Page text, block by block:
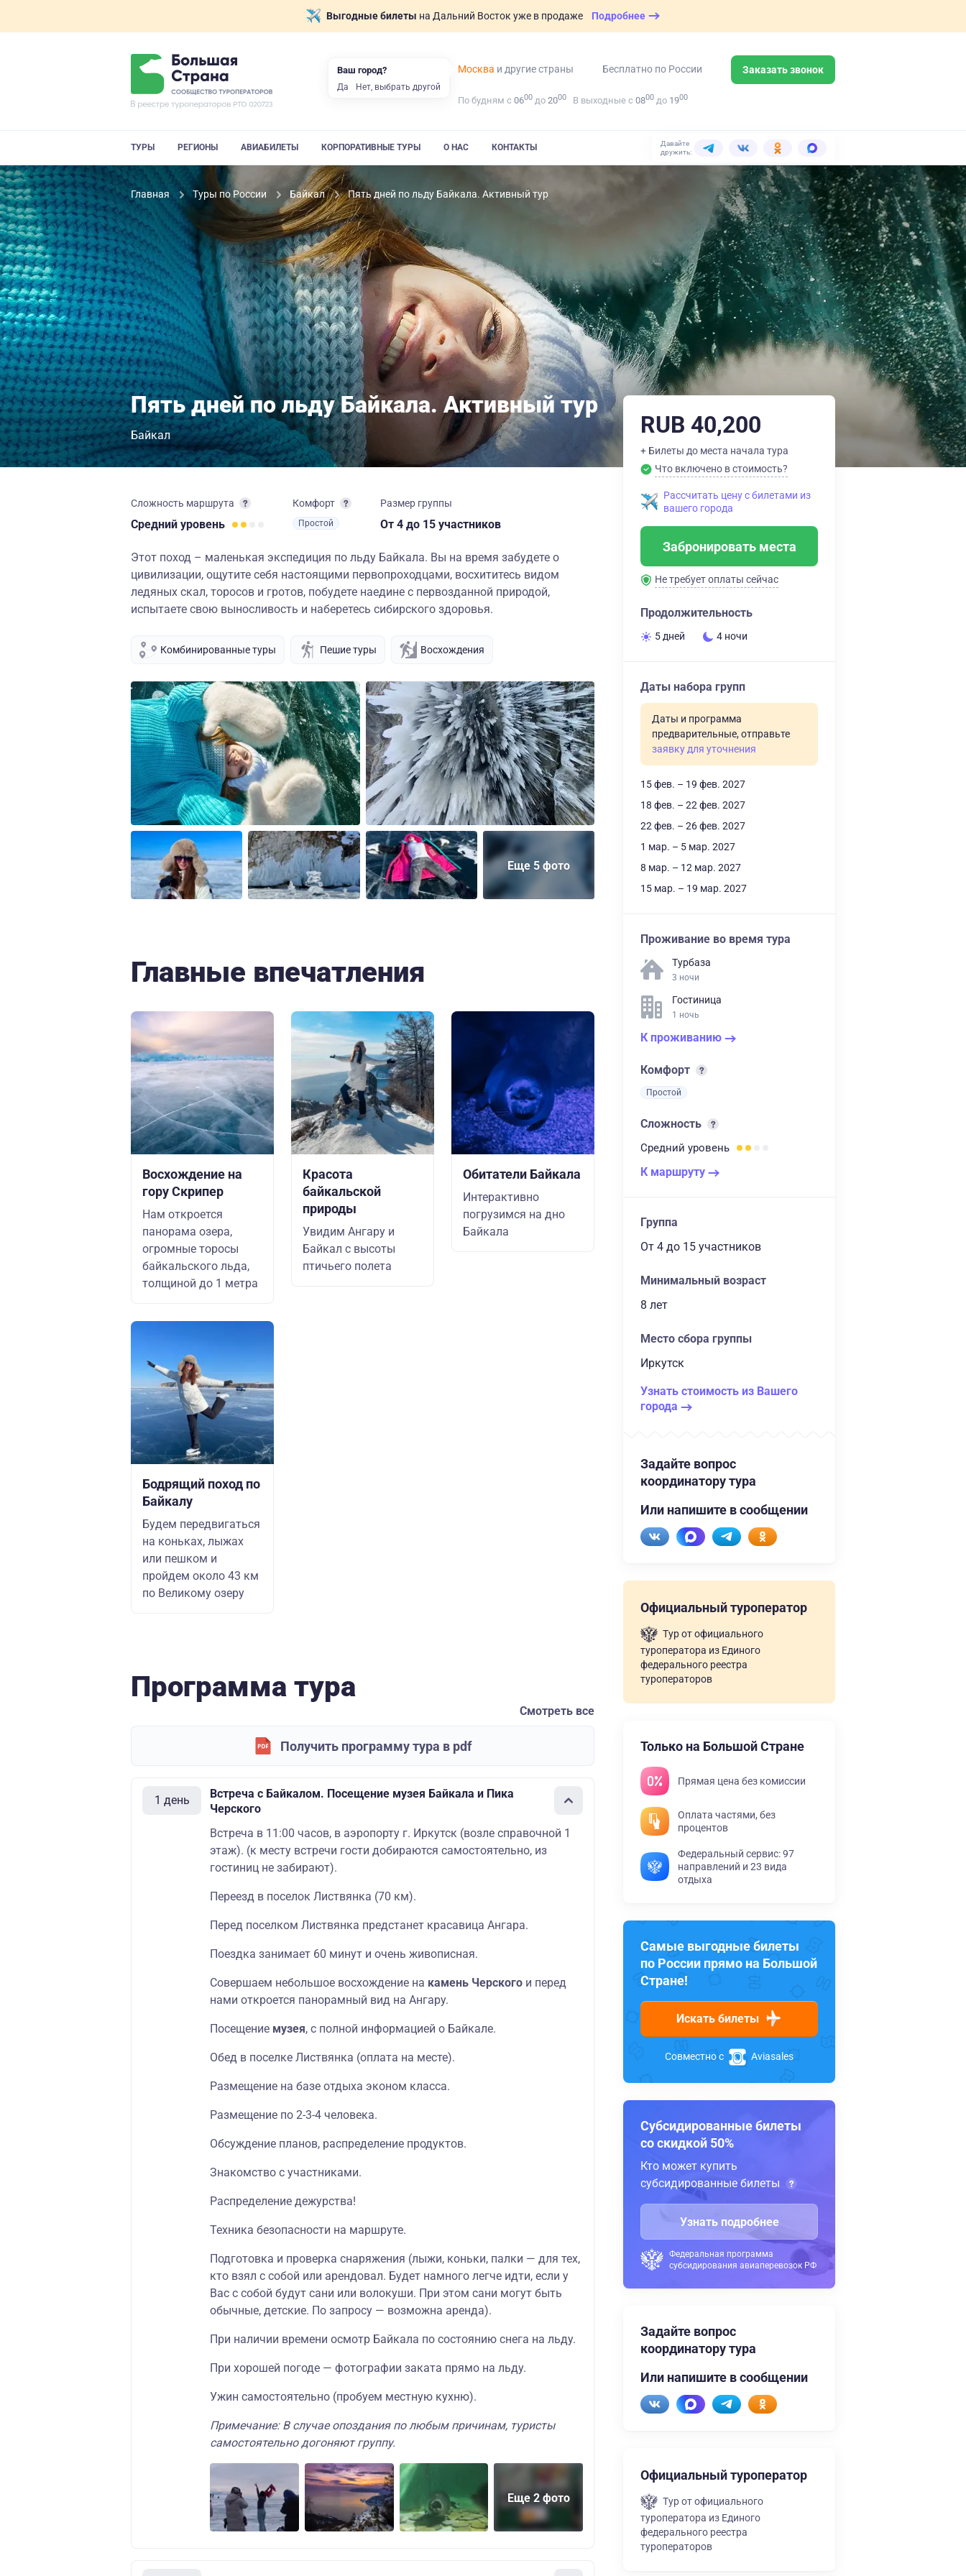
Выгодные билеты на Дальний Восток уже в продаже Подробнее
Москва и другие страны Бесплатно по России Заказать звонок
По будням с 0600 до 2000 В выходные с 0800 до 1900
ТУРЫ РЕГИОНЫ АВИАБИЛЕТЫ КОРПОРАТИВНЫЕ ТУРЫ О НАС КОНТАКТЫ
Давайте
дружить:
Главная Туры по России Байкал Пять дней по льду Байкала. Активный тур
Пять дней по льду Байкала. Активный тур
Байкал
Сложность маршрута
Средний уровень
Комфорт
Простой
Размер группы
От 4 до 15 участников
Этот поход – маленькая экспедиция по льду Байкала. Вы на время забудете о
цивилизации, ощутите себя настоящими первопроходцами, восхититесь видом
ледяных скал, торосов и гротов, побудете наедине с первозданной природой,
испытаете свою выносливость и наберетесь сибирского здоровья.
Комбинированные туры Пешие туры Восхождения
Еще 5 фото
Главные впечатления
Восхождение на
гору Скрипер
Нам откроется
панорама озера,
огромные торосы
байкальского льда,
толщиной до 1 метра
Бодрящий поход по
Байкалу
Будем передвигаться
на коньках, лыжах
или пешком и
пройдем около 43 км
по Великому озеру
Красота
байкальской
природы
Увидим Ангару и
Байкал с высоты
птичьего полета
Обитатели Байкала
Интерактивно
погрузимся на дно
Байкала
Программа тура
Смотреть все
Получить программу тура в pdf
1 день
Встреча с Байкалом. Посещение музея Байкала и Пика
Черского
Встреча в 11:00 часов, в аэропорту г. Иркутск (возле справочной 1
этаж). (к месту встречи гости добираются самостоятельно, из
гостиниц не забирают).
Переезд в поселок Листвянка (70 км).
Перед поселком Листвянка предстанет красавица Ангара.
Поездка занимает 60 минут и очень живописная.
Совершаем небольшое восхождение на камень Черского и перед
нами откроется панорамный вид на Ангару.
Посещение музея, с полной информацией о Байкале.
Обед в поселке Листвянка (оплата на месте).
Размещение на базе отдыха эконом класса.
Размещение по 2-3-4 человека.
Обсуждение планов, распределение продуктов.
Знакомство с участниками.
Распределение дежурства!
Техника безопасности на маршруте.
Подготовка и проверка снаряжения (лыжи, коньки, палки — для тех,
кто взял с собой или арендовал. Будет намного легче идти, если у
Вас с собой будут сани или волокуши. При этом сани могут быть
обычные, детские. По запросу — возможна аренда).
При наличии времени осмотр Байкала по состоянию снега на льду.
При хорошей погоде — фотографии заката прямо на льду.
Ужин самостоятельно (пробуем местную кухню).
Примечание: В случае опоздания по любым причинам, туристы
самостоятельно догоняют группу.
Еще 2 фото
RUB 40,200
+ Билеты до места начала тура
Что включено в стоимость?
Рассчитать цену с билетами из
вашего города
Забронировать места
Не требует оплаты сейчас
Продолжительность
5 дней 4 ночи
Даты набора групп
Даты и программа
предварительные, отправьте
заявку для уточнения
15 фев. – 19 фев. 2027
18 фев. – 22 фев. 2027
22 фев. – 26 фев. 2027
1 мар. – 5 мар. 2027
8 мар. – 12 мар. 2027
15 мар. – 19 мар. 2027
Проживание во время тура
Турбаза
3 ночи
Гостиница
1 ночь
К проживанию
Комфорт
Простой
Сложность
Средний уровень
К маршруту
Группа
От 4 до 15 участников
Минимальный возраст
8 лет
Место сбора группы
Иркутск
Узнать стоимость из Вашего
города
Задайте вопрос
координатору тура
Или напишите в сообщении
Официальный туроператор
Тур от официального
туроператора из Единого
федерального реестра
туроператоров
Только на Большой Стране
Прямая цена без комиссии
Оплата частями, без
процентов
Федеральный сервис: 97
направлений и 23 вида
отдыха
Самые выгодные билеты
по России прямо на Большой
Стране!
Искать билеты
Совместно с Aviasales
Субсидированные билеты
со скидкой 50%
Кто может купить
субсидированные билеты
Узнать подробнее
Федеральная программа
субсидирования авиаперевозок РФ
Задайте вопрос
координатору тура
Или напишите в сообщении
Официальный туроператор
Тур от официального
туроператора из Единого
федерального реестра
туроператоров
Ваш город?
Да Нет, выбрать другой